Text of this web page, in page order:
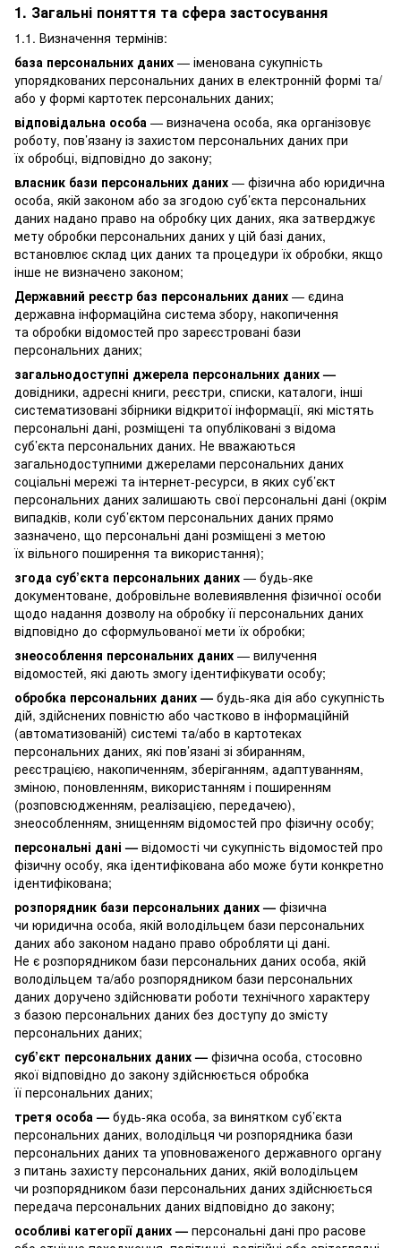
1. Загальні поняття та сфера застосування
1.1. Визначення термінів:
база персональних даних — іменована сукупність
упорядкованих персональних даних в електронній формі та/
або у формі картотек персональних даних;
відповідальна особа — визначена особа, яка організовує
роботу, пов’язану із захистом персональних даних при
їх обробці, відповідно до закону;
власник бази персональних даних — фізична або юридична
особа, якій законом або за згодою суб’єкта персональних
даних надано право на обробку цих даних, яка затверджує
мету обробки персональних даних у цій базі даних,
встановлює склад цих даних та процедури їх обробки, якщо
інше не визначено законом;
Державний реєстр баз персональних даних — єдина
державна інформаційна система збору, накопичення
та обробки відомостей про зареєстровані бази
персональних даних;
загальнодоступні джерела персональних даних —
довідники, адресні книги, реєстри, списки, каталоги, інші
систематизовані збірники відкритої інформації, які містять
персональні дані, розміщені та опубліковані з відома
суб’єкта персональних даних. Не вважаються
загальнодоступними джерелами персональних даних
соціальні мережі та інтернет-ресурси, в яких суб’єкт
персональних даних залишають свої персональні дані (окрім
випадків, коли суб’єктом персональних даних прямо
зазначено, що персональні дані розміщені з метою
їх вільного поширення та використання);
згода суб’єкта персональних даних — будь-яке
документоване, добровільне волевиявлення фізичної особи
щодо надання дозволу на обробку її персональних даних
відповідно до сформульованої мети їх обробки;
знеособлення персональних даних — вилучення
відомостей, які дають змогу ідентифікувати особу;
обробка персональних даних — будь-яка дія або сукупність
дій, здійснених повністю або частково в інформаційній
(автоматизованій) системі та/або в картотеках
персональних даних, які пов’язані зі збиранням,
реєстрацією, накопиченням, зберіганням, адаптуванням,
зміною, поновленням, використанням і поширенням
(розповсюдженням, реалізацією, передачею),
знеособленням, знищенням відомостей про фізичну особу;
персональні дані — відомості чи сукупність відомостей про
фізичну особу, яка ідентифікована або може бути конкретно
ідентифікована;
розпорядник бази персональних даних — фізична
чи юридична особа, якій володільцем бази персональних
даних або законом надано право обробляти ці дані.
Не є розпорядником бази персональних даних особа, якій
володільцем та/або розпорядником бази персональних
даних доручено здійснювати роботи технічного характеру
з базою персональних даних без доступу до змісту
персональних даних;
суб’єкт персональних даних — фізична особа, стосовно
якої відповідно до закону здійснюється обробка
її персональних даних;
третя особа — будь-яка особа, за винятком суб’єкта
персональних даних, володільця чи розпорядника бази
персональних даних та уповноваженого державного органу
з питань захисту персональних даних, якій володільцем
чи розпорядником бази персональних даних здійснюється
передача персональних даних відповідно до закону;
особливі категорії даних — персональні дані про расове